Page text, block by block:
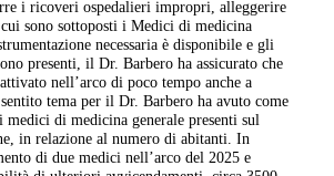
i ricoveri ospedalieri impropri, alleggerire
sono sottoposti i Medici di medicina
necessaria è disponibile e gli
presenti, il Dr. Barbero ha assicurato che
nell’arco di poco tempo anche a
tema per il Dr. Barbero ha avuto come
medici di medicina generale presenti sul
in relazione al numero di abitanti. In
di due medici nell’arco del 2025 e